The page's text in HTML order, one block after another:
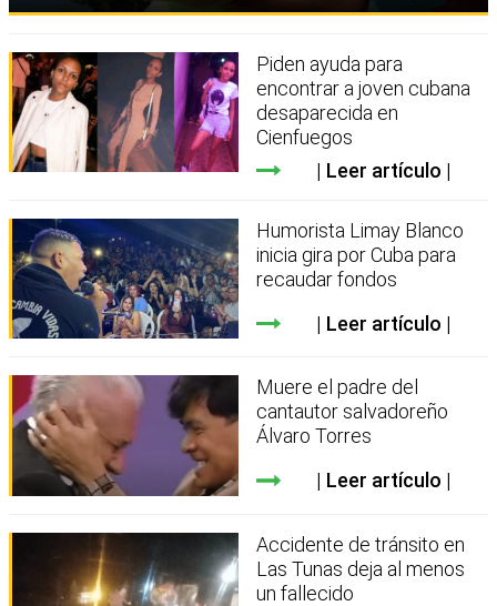
Piden ayuda para
encontrar a joven cubana
desaparecida en
Cienfuegos
Leer artículo
Humorista Limay Blanco
inicia gira por Cuba para
recaudar fondos
Leer artículo
Muere el padre del
cantautor salvadoreño
Álvaro Torres
Leer artículo
Accidente de tránsito en
Las Tunas deja al menos
un fallecido